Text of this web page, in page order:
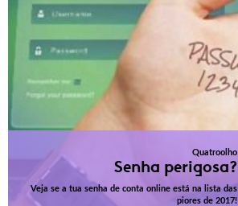
Quatroolho
Senha perigosa?
Veja se a tua senha de conta online está na lista das
piores de 2017!